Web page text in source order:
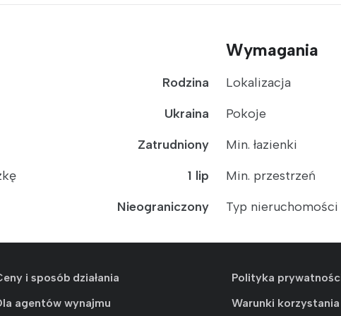
Rodzina
Ukraina
Zatrudniony
1 lip
Nieograniczony
Wymagania
Lokalizacja
Pokoje
Min. łazienki
Min. przestrzeń
Typ nieruchomości
i sposób działania
agentów wynajmu
Polityka
Warunki korzystania